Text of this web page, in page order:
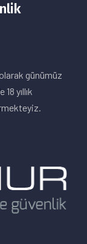
günümüz
yıllık